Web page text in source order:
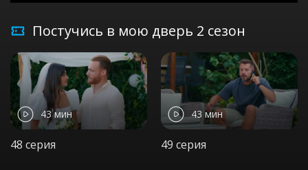
Постучись в мою дверь 2 сезон
43 мин
48 серия
43 мин
49 серия